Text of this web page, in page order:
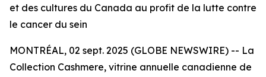
et des cultures du Canada au profit de la lutte contre
le cancer du sein
MONTRÉAL, 02 sept. 2025 (GLOBE NEWSWIRE) -- La
Collection Cashmere, vitrine annuelle canadienne de